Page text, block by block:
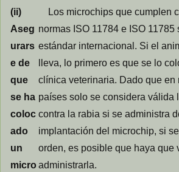
(ii)
Aseg
urars
e de
que
se ha
coloc
ado
un
micro
Los microchips que cumplen
normas ISO 11784 e ISO 11785
estándar internacional. Si el
lleva, lo primero es que se lo
clínica veterinaria. Dado que en
países solo se considera válida
contra la rabia si se administra
implantación del microchip, si
orden, es posible que haya que
administrarla.